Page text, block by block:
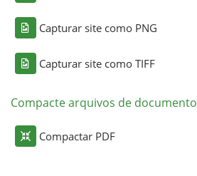
Capturar site como PNG
Capturar site como TIFF
Compacte arquivos de documento
Compactar PDF